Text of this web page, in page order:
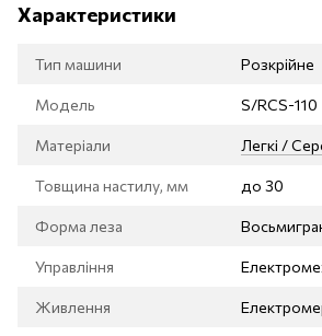
Характеристики
Тип машини Розкрійне
Модель S/RCS-110
Матеріали Легкі /
Товщина настилу, мм до 30
Форма леза
Управління
Живлення